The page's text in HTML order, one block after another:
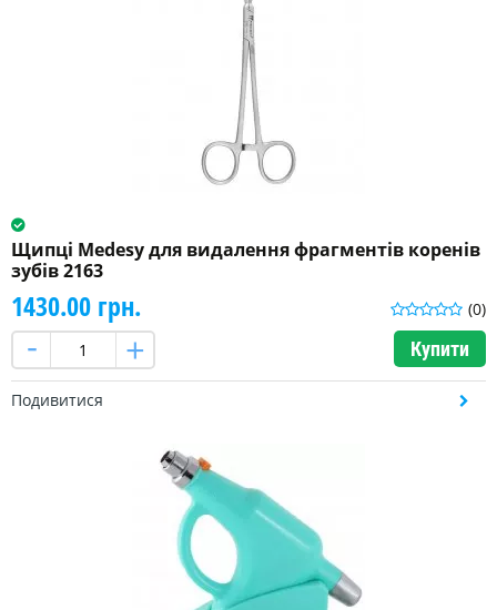
Щипці Medesy для видалення фрагментів коренів
зубів 2163
(0)
1430.00 грн.
Купити
Подивитися